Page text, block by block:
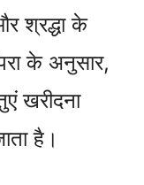
श्रद्धा के
के अनुसार,
खरीदना
है।